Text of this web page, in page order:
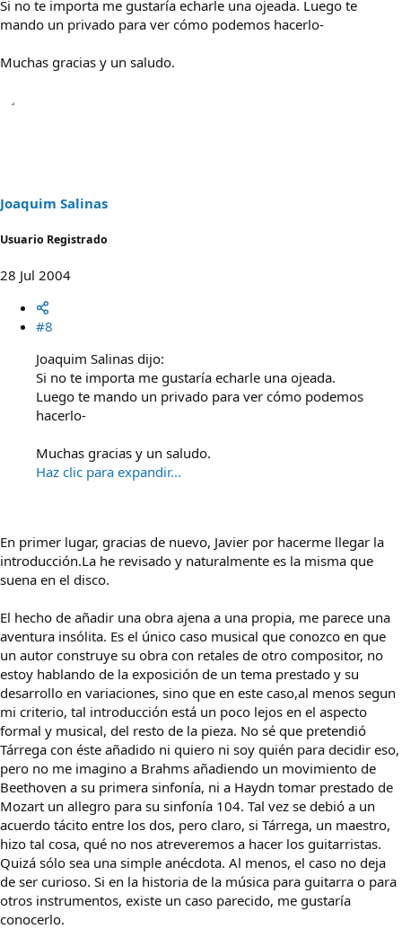
Si no te importa me gustaría echarle una ojeada. Luego te
mando un privado para ver cómo podemos hacerlo-
Muchas gracias y un saludo.
Joaquim Salinas
Usuario Registrado
28 Jul 2004
#8
Joaquim Salinas dijo:
Si no te importa me gustaría echarle una ojeada.
Luego te mando un privado para ver cómo podemos
hacerlo-
Muchas gracias y un saludo.
Haz clic para expandir...
En primer lugar, gracias de nuevo, Javier por hacerme llegar la
introducción.La he revisado y naturalmente es la misma que
suena en el disco.
El hecho de añadir una obra ajena a una propia, me parece una
aventura insólita. Es el único caso musical que conozco en que
un autor construye su obra con retales de otro compositor, no
estoy hablando de la exposición de un tema prestado y su
desarrollo en variaciones, sino que en este caso,al menos segun
mi criterio, tal introducción está un poco lejos en el aspecto
formal y musical, del resto de la pieza. No sé que pretendió
Tárrega con éste añadido ni quiero ni soy quién para decidir eso,
pero no me imagino a Brahms añadiendo un movimiento de
Beethoven a su primera sinfonía, ni a Haydn tomar prestado de
Mozart un allegro para su sinfonía 104. Tal vez se debió a un
acuerdo tácito entre los dos, pero claro, si Tárrega, un maestro,
hizo tal cosa, qué no nos atreveremos a hacer los guitarristas.
Quizá sólo sea una simple anécdota. Al menos, el caso no deja
de ser curioso. Si en la historia de la música para guitarra o para
otros instrumentos, existe un caso parecido, me gustaría
conocerlo.